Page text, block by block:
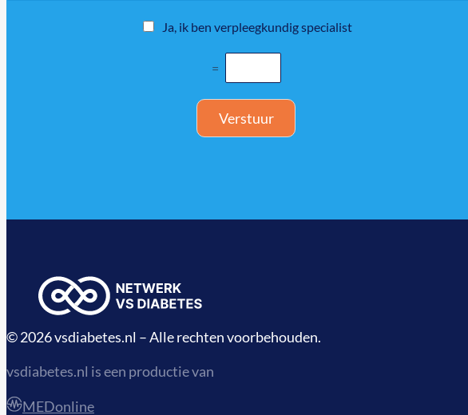
Ja, ik ben verpleegkundig specialist
=
Verstuur
© 2026 vsdiabetes.nl – Alle rechten voorbehouden.
vsdiabetes.nl is een productie van
MEDonline